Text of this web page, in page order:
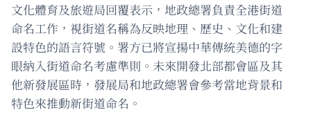
文化體育及旅遊局回覆表示，地政總署負責全港街道
命名工作，視街道名稱為反映地理、歷史、文化和建
設特色的語言符號。署方已將宣揚中華傳統美德的字
眼納入街道命名考慮準則。未來開發北部都會區及其
他新發展區時，發展局和地政總署會參考當地背景和
特色來推動新街道命名。